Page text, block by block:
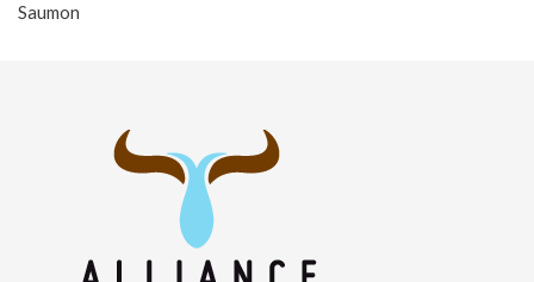
Saumon